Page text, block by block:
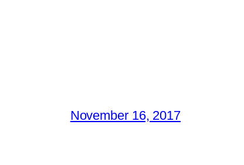
November 16, 2017